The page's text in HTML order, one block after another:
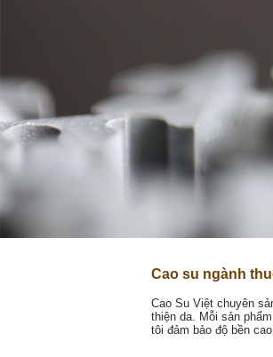
Cao su ngành
Cao Su Việt chuyên
thiện da. Mỗi sản
tôi đảm bảo độ bền